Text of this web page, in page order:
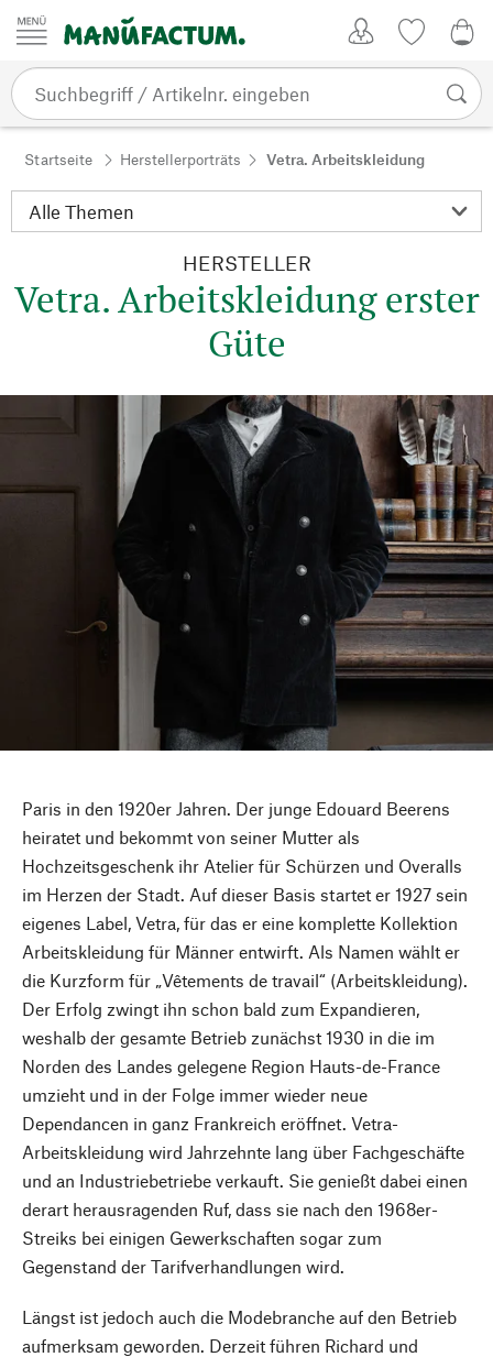
Zum Inhalt springen
Startseite Herstellerporträts Vetra. Arbeitskleidung
HERSTELLER
Vetra. Arbeitskleidung erster
Güte
Paris in den 1920er Jahren. Der junge Edouard Beerens
heiratet und bekommt von seiner Mutter als
Hochzeitsgeschenk ihr Atelier für Schürzen und Overalls
im Herzen der Stadt. Auf dieser Basis startet er 1927 sein
eigenes Label, Vetra, für das er eine komplette Kollektion
Arbeitskleidung für Männer entwirft. Als Namen wählt er
die Kurzform für „Vêtements de travail“ (Arbeitskleidung).
Der Erfolg zwingt ihn schon bald zum Expandieren,
weshalb der gesamte Betrieb zunächst 1930 in die im
Norden des Landes gelegene Region Hauts-de-France
umzieht und in der Folge immer wieder neue
Dependancen in ganz Frankreich eröffnet. Vetra-
Arbeitskleidung wird Jahrzehnte lang über Fachgeschäfte
und an Industriebetriebe verkauft. Sie genießt dabei einen
derart herausragenden Ruf, dass sie nach den 1968er-
Streiks bei einigen Gewerkschaften sogar zum
Gegenstand der Tarifverhandlungen wird.
Längst ist jedoch auch die Modebranche auf den Betrieb
aufmerksam geworden. Derzeit führen Richard und